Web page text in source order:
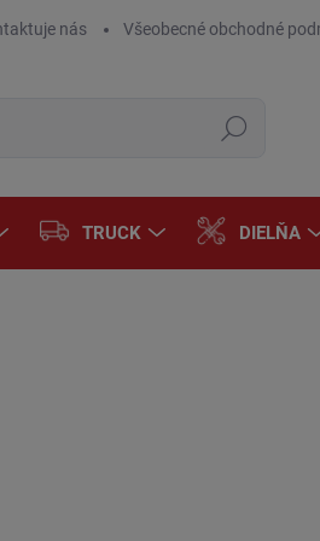
nás Všeobecné obchodné
Hľadať
TRUCK DIELŇA